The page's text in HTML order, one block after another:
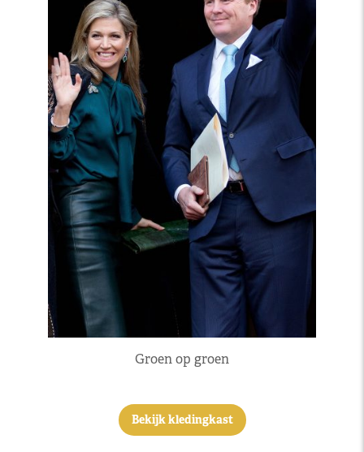
Groen op groen
Bekijk kledingkast